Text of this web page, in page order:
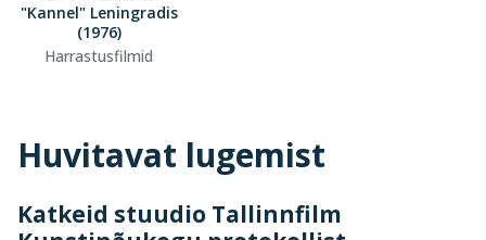
"Kannel" Leningradis
(1976)
Harrastusfilmid
Huvitavat lugemist
Katkeid stuudio Tallinnfilm